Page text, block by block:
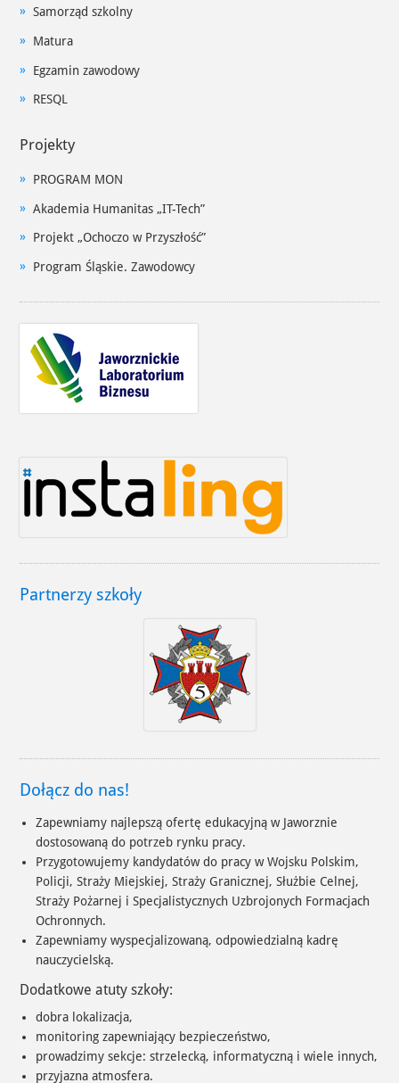
Samorząd szkolny
Matura
Egzamin zawodowy
RESQL
Projekty
PROGRAM MON
Akademia Humanitas „IT-Tech”
Projekt „Ochoczo w Przyszłość”
Program Śląskie. Zawodowcy
Partnerzy szkoły
Dołącz do nas!
Zapewniamy najlepszą ofertę edukacyjną w Jaworznie
dostosowaną do potrzeb rynku pracy.
Przygotowujemy kandydatów do pracy w Wojsku Polskim,
Policji, Straży Miejskiej, Straży Granicznej, Służbie Celnej,
Straży Pożarnej i Specjalistycznych Uzbrojonych Formacjach
Ochronnych.
Zapewniamy wyspecjalizowaną, odpowiedzialną kadrę
nauczycielską.
Dodatkowe atuty szkoły:
dobra lokalizacja,
monitoring zapewniający bezpieczeństwo,
prowadzimy sekcje: strzelecką, informatyczną i wiele innych,
przyjazna atmosfera.